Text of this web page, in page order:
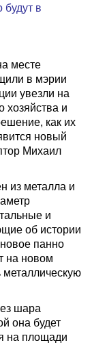
в
месте
в мэрии
увезли на
хозяйства и
как их
новый
Михаил
из металла и
и
об истории
панно
на новом
шара
она будет
на площади